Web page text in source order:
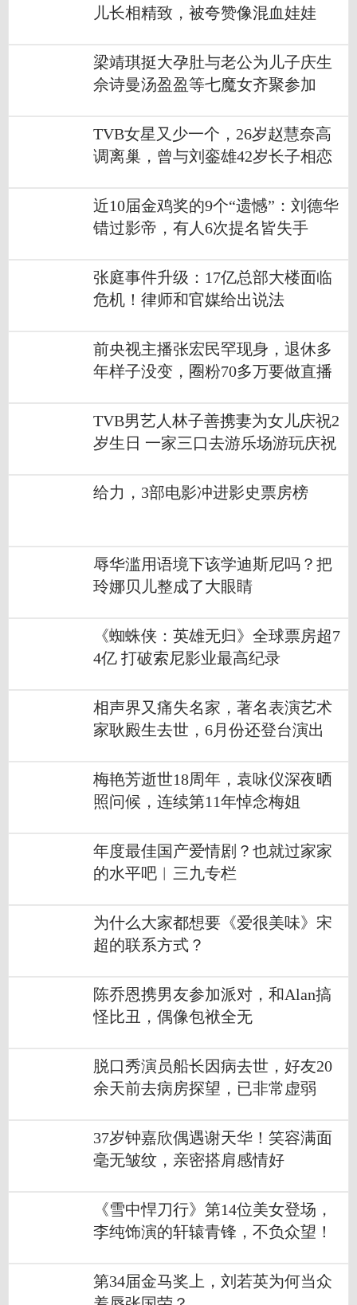
儿长相精致，被夸赞像混血娃娃
梁靖琪挺大孕肚与老公为儿子庆生
佘诗曼汤盈盈等七魔女齐聚参加
TVB女星又少一个，26岁赵慧奈高
调离巢，曾与刘銮雄42岁长子相恋
近10届金鸡奖的9个“遗憾”：刘德华
错过影帝，有人6次提名皆失手
张庭事件升级：17亿总部大楼面临
危机！律师和官媒给出说法
前央视主播张宏民罕现身，退休多
年样子没变，圈粉70多万要做直播
TVB男艺人林子善携妻为女儿庆祝2
岁生日 一家三口去游乐场游玩庆祝
给力，3部电影冲进影史票房榜
辱华滥用语境下该学迪斯尼吗？把
玲娜贝儿整成了大眼睛
《蜘蛛侠：英雄无归》全球票房超7
4亿 打破索尼影业最高纪录
相声界又痛失名家，著名表演艺术
家耿殿生去世，6月份还登台演出
梅艳芳逝世18周年，袁咏仪深夜晒
照问候，连续第11年悼念梅姐
年度最佳国产爱情剧？也就过家家
的水平吧︱三九专栏
为什么大家都想要《爱很美味》宋
超的联系方式？
陈乔恩携男友参加派对，和Alan搞
怪比丑，偶像包袱全无
脱口秀演员船长因病去世，好友20
余天前去病房探望，已非常虚弱
37岁钟嘉欣偶遇谢天华！笑容满面
毫无皱纹，亲密搭肩感情好
《雪中悍刀行》第14位美女登场，
李纯饰演的轩辕青锋，不负众望！
第34届金马奖上，刘若英为何当众